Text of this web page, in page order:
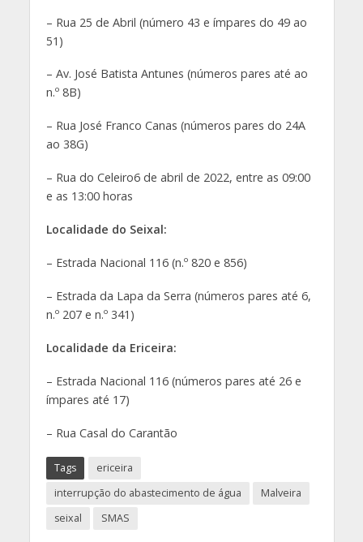
– Rua 25 de Abril (número 43 e ímpares do 49 ao
51)
– Av. José Batista Antunes (números pares até ao
n.º 8B)
– Rua José Franco Canas (números pares do 24A
ao 38G)
– Rua do Celeiro6 de abril de 2022, entre as 09:00
e as 13:00 horas
Localidade do Seixal:
– Estrada Nacional 116 (n.º 820 e 856)
– Estrada da Lapa da Serra (números pares até 6,
n.º 207 e n.º 341)
Localidade da Ericeira:
– Estrada Nacional 116 (números pares até 26 e
ímpares até 17)
– Rua Casal do Carantão
Tags
ericeira
interrupção do abastecimento de água
Malveira
seixal
SMAS